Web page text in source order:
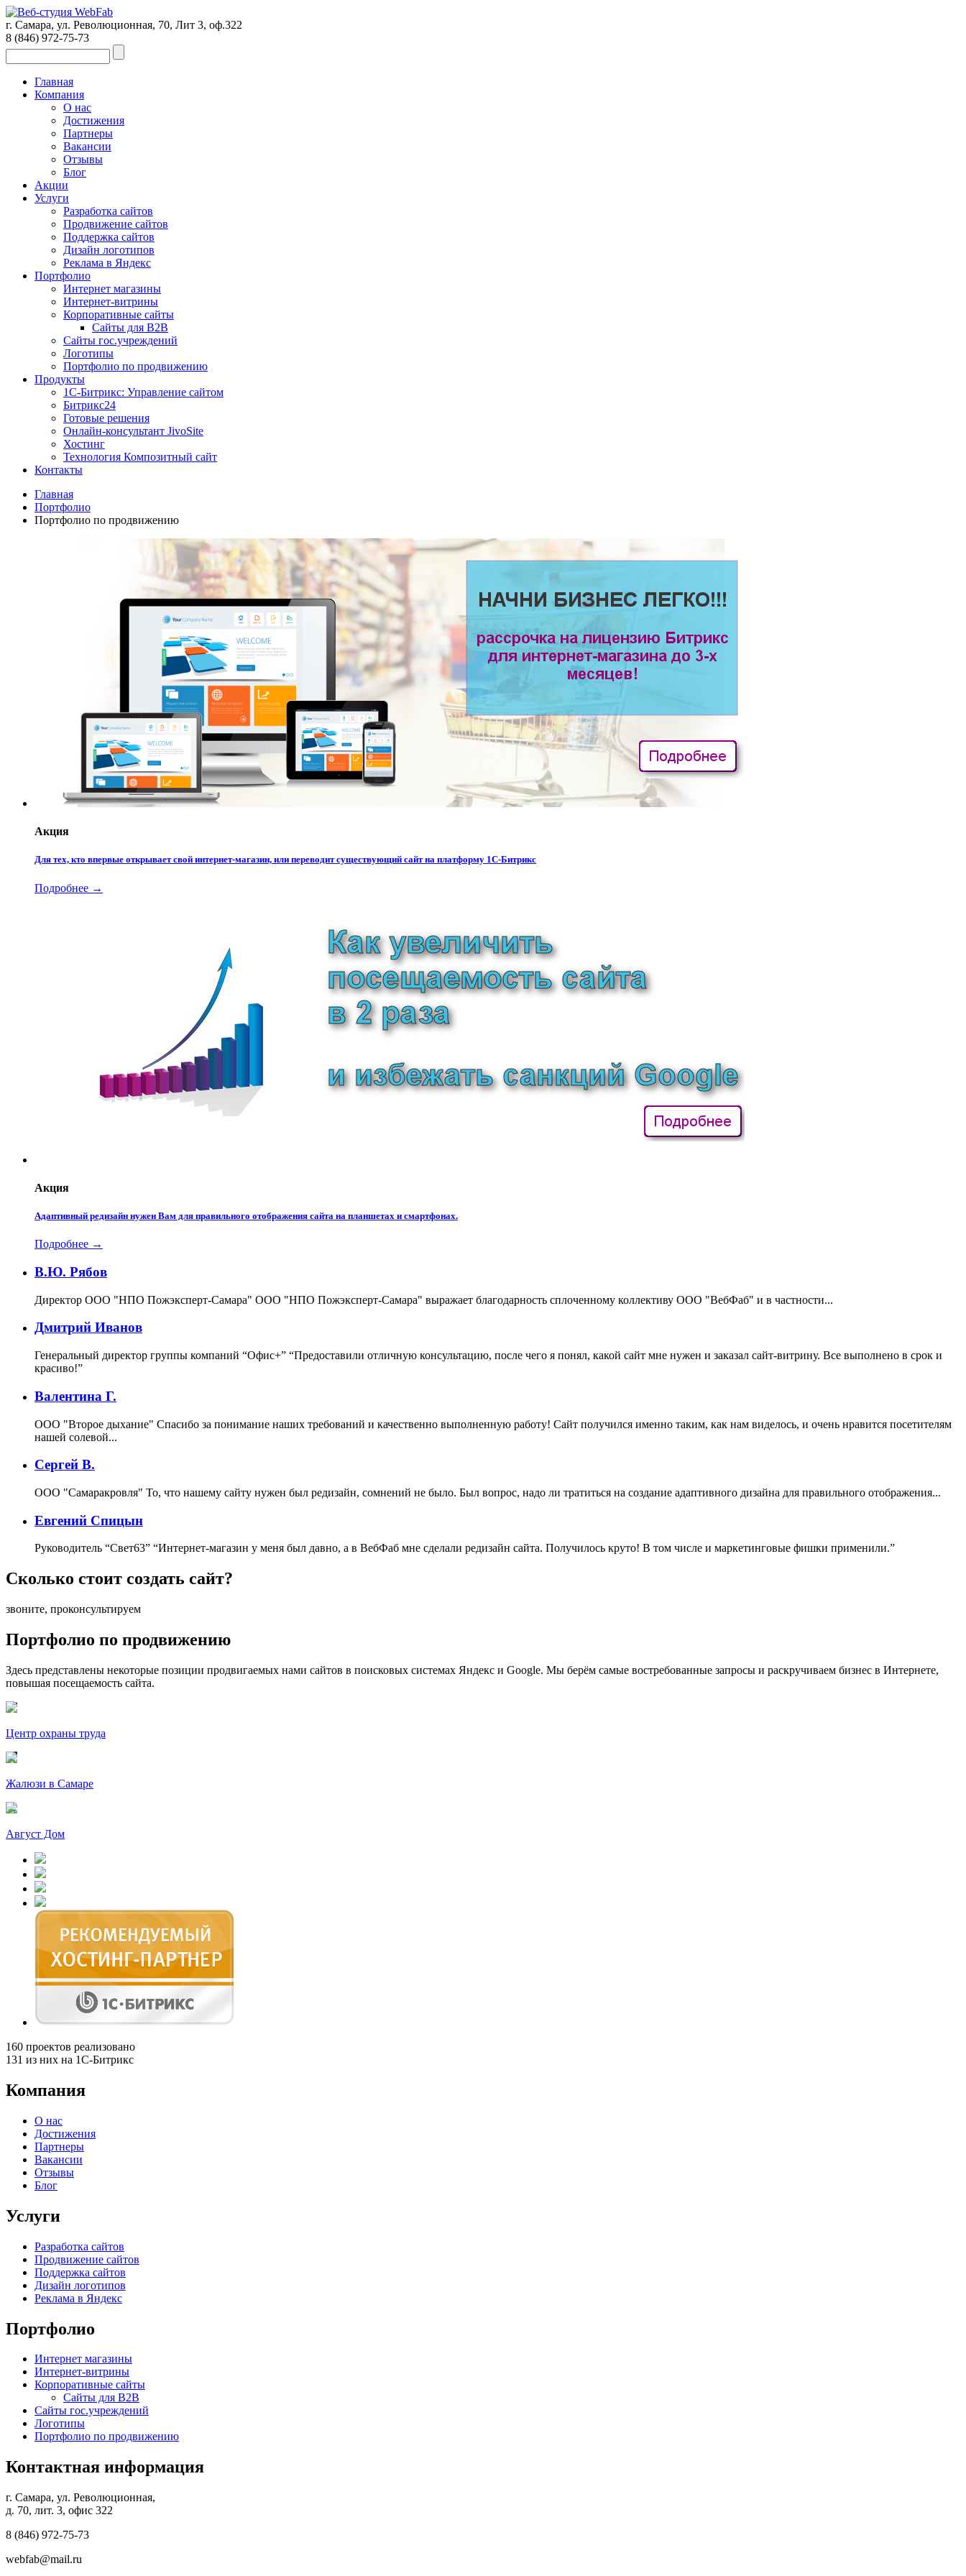
г. Самара, ул. Революционная, 70, Лит 3, оф.322
8 (846) 972-75-73
Главная
Компания
О нас
Достижения
Партнеры
Вакансии
Отзывы
Блог
Акции
Услуги
Разработка сайтов
Продвижение сайтов
Поддержка сайтов
Дизайн логотипов
Реклама в Яндекс
Портфолио
Интернет магазины
Интернет-витрины
Корпоративные сайты
Сайты для B2B
Сайты гос.учреждений
Логотипы
Портфолио по продвижению
Продукты
1С-Битрикс: Управление сайтом
Битрикс24
Готовые решения
Онлайн-консультант JivoSite
Хостинг
Технология Композитный сайт
Контакты
Главная
Портфолио
Портфолио по продвижению
Акция
Для тех, кто впервые открывает свой интернет-магазин, или переводит существующий сайт на платформу 1С-Битрикс
Подробнее →
Акция
Адаптивный редизайн нужен Вам для правильного отображения сайта на планшетах и смартфонах.
Подробнее →
В.Ю. Рябов
Директор ООО "НПО Пожэксперт-Самара" ООО "НПО Пожэксперт-Самара" выражает благодарность сплоченному коллективу ООО "ВебФаб" и в частности...
Дмитрий Иванов
Генеральный директор группы компаний “Офис+” “Предоставили отличную консультацию, после чего я понял, какой сайт мне нужен и заказал сайт-витрину. Все выполнено в срок и
красиво!”
Валентина Г.
ООО "Второе дыхание" Спасибо за понимание наших требований и качественно выполненную работу! Сайт получился именно таким, как нам виделось, и очень нравится посетителям
нашей солевой...
Сергей В.
ООО "Самаракровля" То, что нашему сайту нужен был редизайн, сомнений не было. Был вопрос, надо ли тратиться на создание адаптивного дизайна для правильного отображения...
Евгений Спицын
Руководитель “Свет63” “Интернет-магазин у меня был давно, а в ВебФаб мне сделали редизайн сайта. Получилось круто! В том числе и маркетинговые фишки применили.”
Сколько стоит создать сайт?
звоните, проконсультируем
Портфолио по продвижению
Здесь представлены некоторые позиции продвигаемых нами сайтов в поисковых системах Яндекс и Google. Мы берём самые востребованные запросы и раскручиваем бизнес в Интернете,
повышая посещаемость сайта.
Центр охраны труда
Жалюзи в Самаре
Август Дом
160 проектов реализовано
131 из них на 1С-Битрикс
Компания
О нас
Достижения
Партнеры
Вакансии
Отзывы
Блог
Услуги
Разработка сайтов
Продвижение сайтов
Поддержка сайтов
Дизайн логотипов
Реклама в Яндекс
Портфолио
Интернет магазины
Интернет-витрины
Корпоративные сайты
Сайты для B2B
Сайты гос.учреждений
Логотипы
Портфолио по продвижению
Контактная информация
г. Самара, ул. Революционная,
д. 70, лит. 3, офис 322
8 (846) 972-75-73
webfab@mail.ru